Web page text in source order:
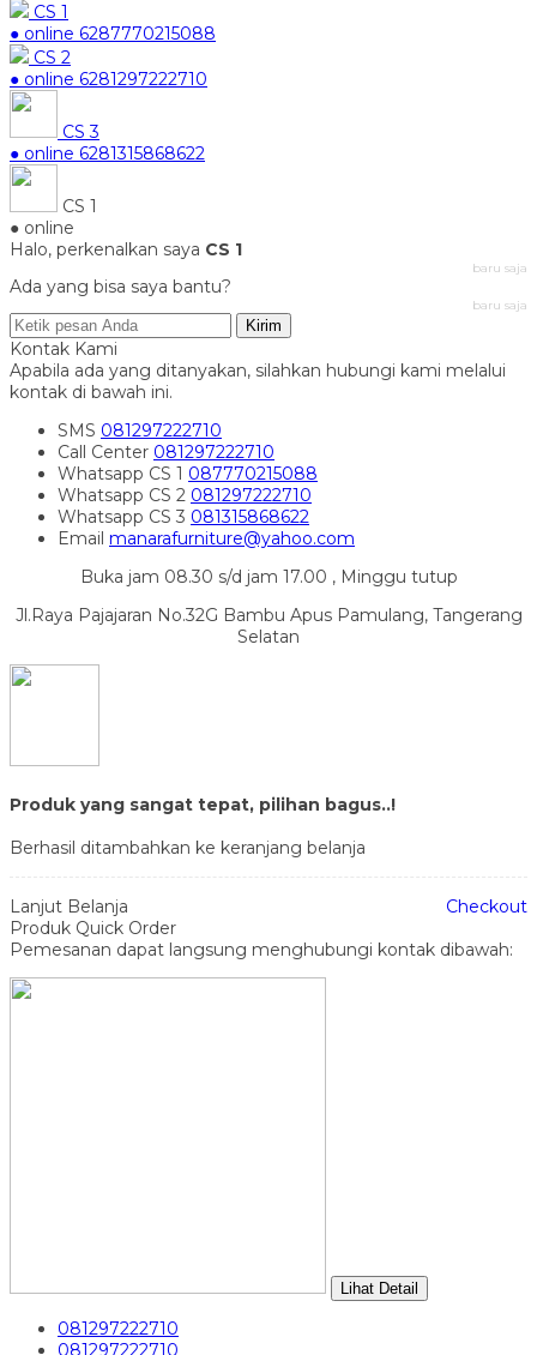
CS 1
● online 6287770215088
CS 2
● online 6281297222710
CS 3
● online 6281315868622
CS 1
● online
Halo, perkenalkan saya CS 1
baru saja
Ada yang bisa saya bantu?
baru saja
Kirim
Kontak Kami
Apabila ada yang ditanyakan, silahkan hubungi kami melalui
kontak di bawah ini.
SMS 081297222710
Call Center 081297222710
Whatsapp CS 1 087770215088
Whatsapp CS 2 081297222710
Whatsapp CS 3 081315868622
Email manarafurniture@yahoo.com
Buka jam 08.30 s/d jam 17.00 , Minggu tutup
Jl.Raya Pajajaran No.32G Bambu Apus Pamulang, Tangerang
Selatan
Produk yang sangat tepat, pilihan bagus..!
Berhasil ditambahkan ke keranjang belanja
Lanjut Belanja
Checkout
Produk Quick Order
Pemesanan dapat langsung menghubungi kontak dibawah:
Lihat Detail
081297222710
081297222710